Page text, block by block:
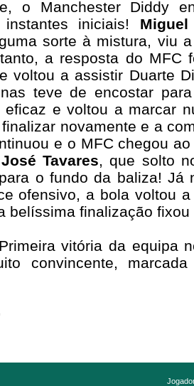
o Manchester Diddy
iniciais! Miguel
sorte à mistura, viu
a resposta do MFC
voltou a assistir Duarte
teve de encostar
eficaz e voltou a marcar
novamente e a
e o MFC chegou
José Tavares, que solto
o fundo da baliza! Já
ofensivo, a bola voltou
belíssima finalização
Primeira vitória da equipa
convincente,